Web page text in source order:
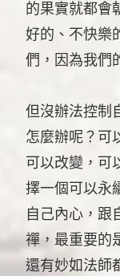
的果實就都會
好的、不快樂
們，因為我們
但沒辦法控制
怎麼辦呢？可
可以改變，可
擇一個可以永
自己內心，跟
禪，最重要的
還有妙如法師